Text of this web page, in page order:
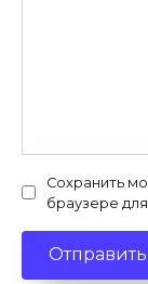
Сохранить
браузере